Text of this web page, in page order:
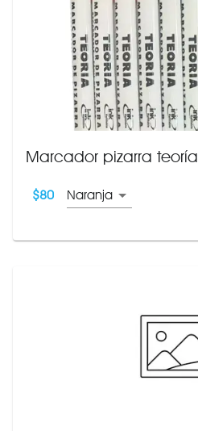
Marcador pizarra teoría
$80 Naranja